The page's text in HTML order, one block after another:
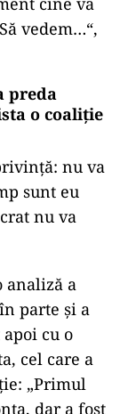
vedem…“,
preda
o coaliție
nu va
sunt eu
nu va
analiză a
parte și a
cu o
cel care a
„Primul
dar a fost